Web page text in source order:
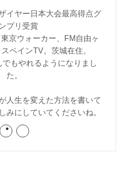
イヤー日本大会最高得点グ
プリ受賞
京ウォーカー、FM自由ヶ
ペインTV。茨城在住。
もやれるようになりまし
た。
人生を変えた方法を書いて
みにしていてくださいね。